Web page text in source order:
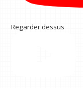
Regarder dessus